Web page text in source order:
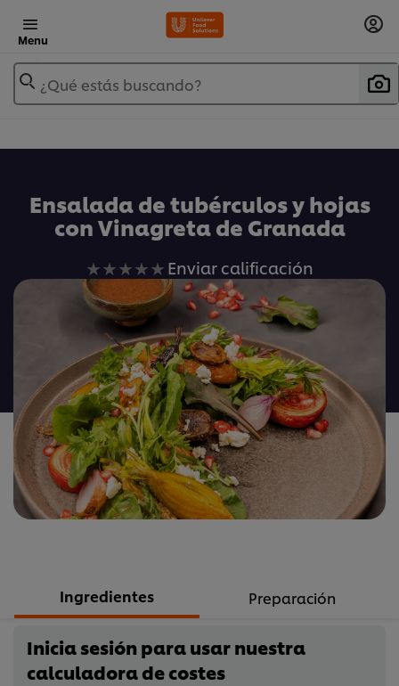
Menu
¿Qué estás buscando?
Ensalada de tubérculos y hojas
con Vinagreta de Granada
No
se
han
enviado
calificaciones
para
este
recipe
Enviar calificación
Ingredientes Preparación
Inicia sesión para usar nuestra
calculadora de costes